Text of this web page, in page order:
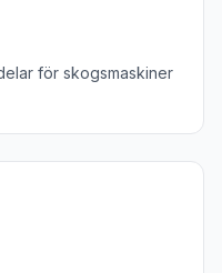
för skogsmaskiner